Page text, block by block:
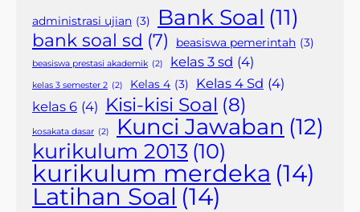
administrasi ujian (3) Bank Soal (11)
bank soal sd (7) beasiswa pemerintah (3)
beasiswa prestasi akademik (2) kelas 3 sd (4)
kelas 3 semester 2 (2) Kelas 4 (3) Kelas 4 Sd (4)
kelas 6 (4) Kisi-kisi Soal (8)
kosakata dasar (2) Kunci Jawaban (12)
kurikulum 2013 (10)
kurikulum merdeka (14)
Latihan Soal (14)